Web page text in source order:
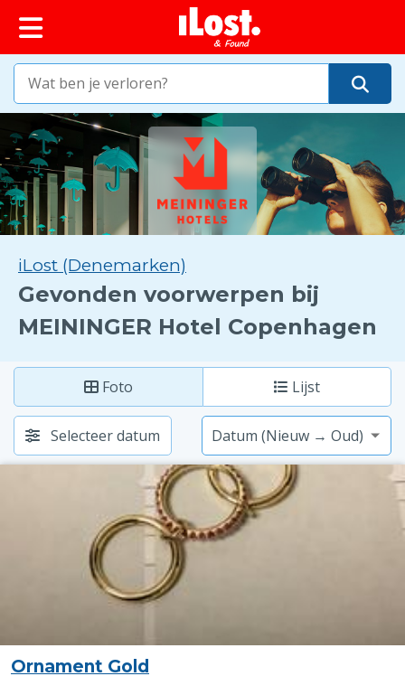
iLost (Denemarken)
Gevonden voorwerpen bij
MEININGER Hotel Copenhagen
Foto Lijst
Selecteer datum
Ornament Gold